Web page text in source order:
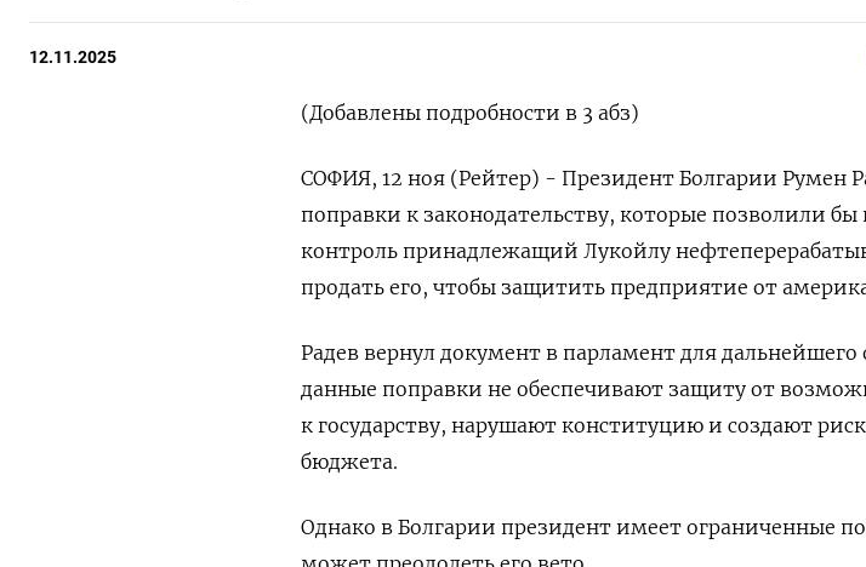
12.11.2025
(Добавлены подробности в 3 абз)
СОФИЯ, 12 ноя (Рейтер) - Президент Болгарии Румен
поправки к законодательству, которые позволили бы
контроль принадлежащий Лукойлу
продать его, чтобы защитить предприятие от
Радев вернул документ в парламент для
данные поправки не обеспечивают защиту от
к государству, нарушают конституцию и создают
бюджета.
Однако в Болгарии президент имеет ограниченные